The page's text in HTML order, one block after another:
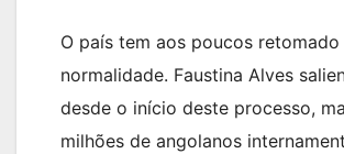
O país tem aos poucos retomado
normalidade. Faustina Alves
desde o início deste processo,
milhões de angolanos